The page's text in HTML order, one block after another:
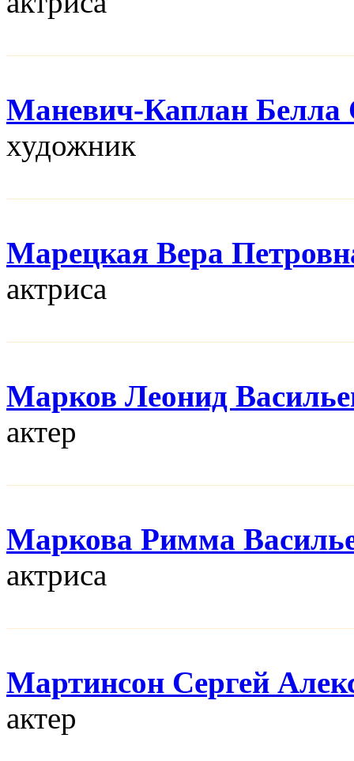
Маневич-Каплан Белла
художник
Марецкая Вера
актриса
Марков Леонид
актер
Маркова Римма
актриса
Мартинсон Сергей
актер